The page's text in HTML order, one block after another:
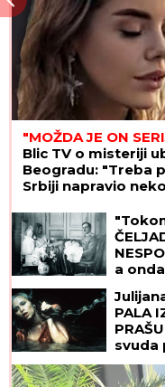
"MOŽDA JE ON
Blic TV o misteriji
Beogradu: "Treba
Srbiji napravio
a
PALA
svuda
videla
da se